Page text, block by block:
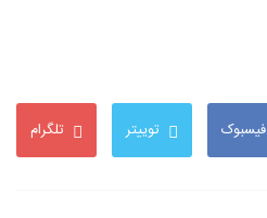
فیسبوک توییتر تلگرام